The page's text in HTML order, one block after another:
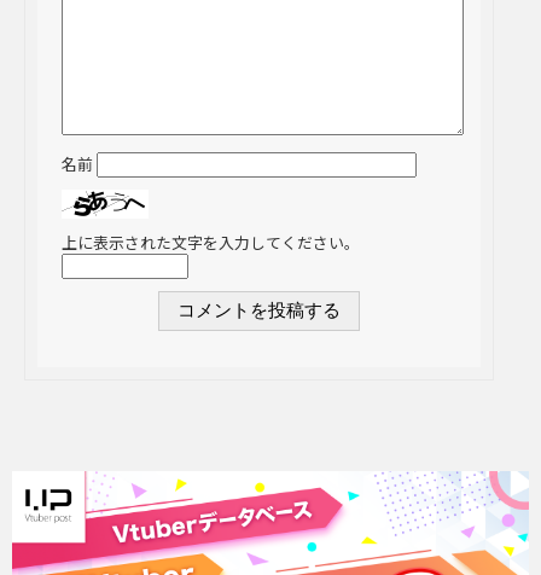
名前
上に表示された文字を入力してください。